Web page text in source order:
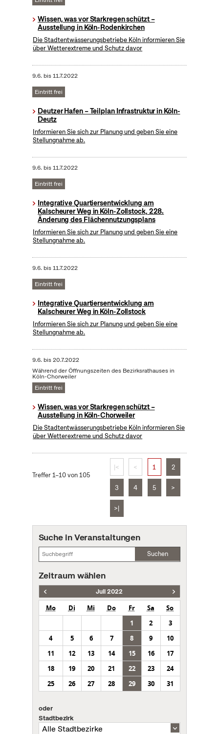
Wissen, was vor Starkregen schützt –
Ausstellung in Köln-Rodenkirchen
Die Stadtentwässerungsbetriebe Köln informieren Sie
über Wetterextreme und Schutz davor
9.6. bis11.7.2022
Eintritt frei
Deutzer Hafen – Teilplan Infrastruktur in Köln-
Deutz
Informieren Sie sich zur Planung und geben Sie eine
Stellungnahme ab.
9.6. bis11.7.2022
Eintritt frei
Integrative Quartiersentwicklung am
Kalscheurer Weg in Köln-Zollstock, 228.
Änderung des Flächennutzungsplans
Informieren Sie sich zur Planung und geben Sie eine
Stellungnahme ab.
9.6. bis11.7.2022
Eintritt frei
Integrative Quartiersentwicklung am
Kalscheurer Weg in Köln-Zollstock
Informieren Sie sich zur Planung und geben Sie eine
Stellungnahme ab.
9.6. bis20.7.2022
Während der Öffnungszeiten des Bezirksrathauses in
Köln-Chorweiler
Eintritt frei
Wissen, was vor Starkregen schützt –
Ausstellung in Köln-Chorweiler
Die Stadtentwässerungsbetriebe Köln informieren Sie
über Wetterextreme und Schutz davor
Treffer 1–10 von 105
|< < 1 2
3 4 5 >
>|
Suche in Veranstaltungen
Suchen
Zeitraum wählen
Juli 2022
Mo Di Mi Do Fr Sa
So
1
2
3
4
5 6 7 8 9
10
11
12 13 14 15 16
17
18
19 20 21 22 23
24
25
26 27 28 29 30 31
oder
Stadtbezirk